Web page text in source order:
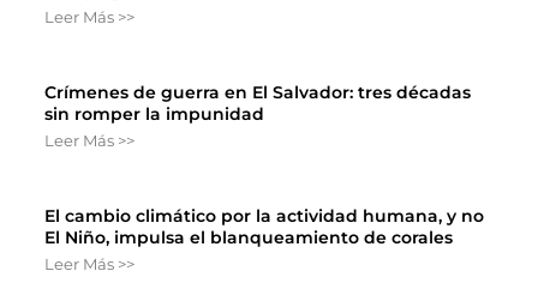
Leer Más >>
Crímenes de guerra en El Salvador: tres décadas
sin romper la impunidad
Leer Más >>
El cambio climático por la actividad humana, y no
El Niño, impulsa el blanqueamiento de corales
Leer Más >>